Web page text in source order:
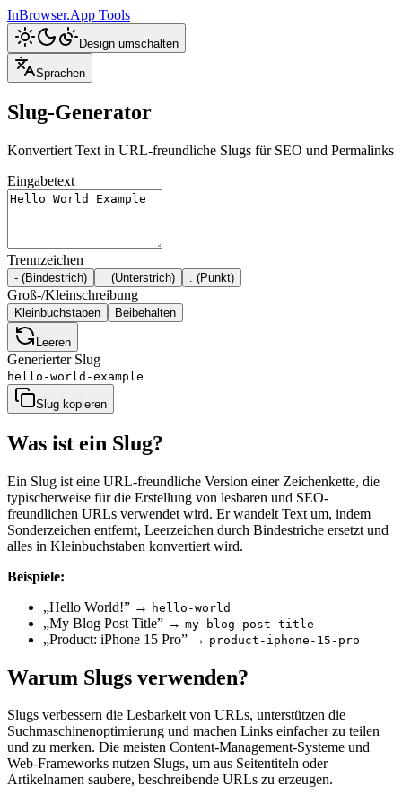
InBrowser.App Tools
Design umschalten
Sprachen
Slug-Generator
Konvertiert Text in URL-freundliche Slugs für SEO und Permalinks
Eingabetext
Trennzeichen
- (Bindestrich) _ (Unterstrich) . (Punkt)
Groß-/Kleinschreibung
Kleinbuchstaben Beibehalten
Leeren
Generierter Slug
hello-world-example
Slug kopieren
Was ist ein Slug?
Ein Slug ist eine URL-freundliche Version einer Zeichenkette, die
typischerweise für die Erstellung von lesbaren und SEO-
freundlichen URLs verwendet wird. Er wandelt Text um, indem
Sonderzeichen entfernt, Leerzeichen durch Bindestriche ersetzt und
alles in Kleinbuchstaben konvertiert wird.
Beispiele:
„Hello World!” → hello-world
„My Blog Post Title” → my-blog-post-title
„Product: iPhone 15 Pro” → product-iphone-15-pro
Warum Slugs verwenden?
Slugs verbessern die Lesbarkeit von URLs, unterstützen die
Suchmaschinenoptimierung und machen Links einfacher zu teilen
und zu merken. Die meisten Content-Management-Systeme und
Web-Frameworks nutzen Slugs, um aus Seitentiteln oder
Artikelnamen saubere, beschreibende URLs zu erzeugen.